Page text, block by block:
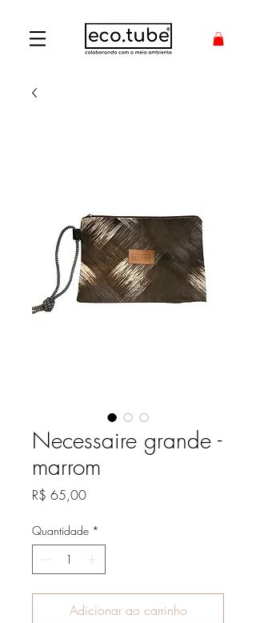
Necessaire grande -
marrom
R$ 65,00Preço
Quantidade *
Adicionar ao carrinho